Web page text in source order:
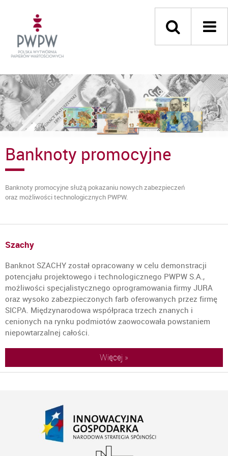
Banknoty promocyjne
Banknoty promocyjne służą pokazaniu nowych zabezpieczeń
oraz możliwości technologicznych PWPW.
Szachy
Banknot SZACHY został opracowany w celu demonstracji
potencjału projektowego i technologicznego PWPW S.A.,
możliwości specjalistycznego oprogramowania firmy JURA
oraz wysoko zabezpieczonych farb oferowanych przez firmę
SICPA. Międzynarodowa współpraca trzech znanych i
cenionych na rynku podmiotów zaowocowała powstaniem
niepowtarzalnej całości.
Więcej »